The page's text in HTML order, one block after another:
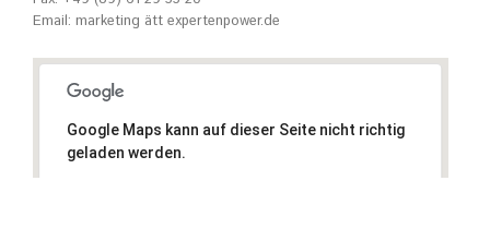
Email: marketing ätt expertenpower.de
Google Maps kann auf dieser Seite nicht richtig
geladen werden.